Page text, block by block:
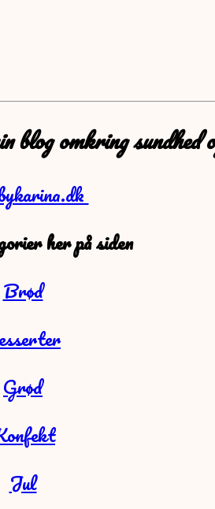
blog omkring sundhed
her på siden
Brød
Grød
Jul